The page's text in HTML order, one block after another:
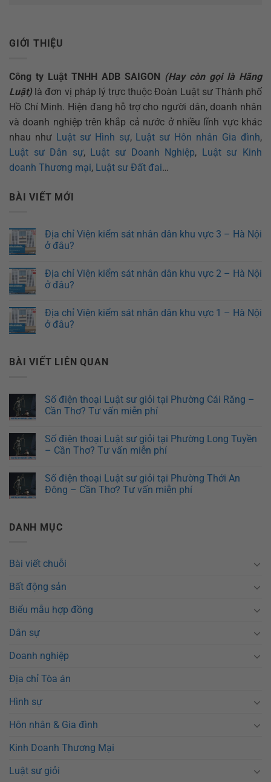
GIỚI THIỆU
Công ty Luật TNHH ADB SAIGON (Hay còn gọi là Hãng
Luật) là đơn vị pháp lý trực thuộc Đoàn Luật sư Thành phố
Hồ Chí Minh. Hiện đang hỗ trợ cho người dân, doanh nhân
và doanh nghiệp trên khắp cả nước ở nhiều lĩnh vực khác
nhau như Luật sư Hình sự, Luật sư Hôn nhân Gia đình,
Luật sư Dân sự, Luật sư Doanh Nghiệp, Luật sư Kinh
doanh Thương mại, Luật sư Đất đai…
BÀI VIẾT MỚI
Địa chỉ Viện kiểm sát nhân dân khu vực 3 – Hà Nội
ở đâu?
Địa chỉ Viện kiểm sát nhân dân khu vực 2 – Hà Nội
ở đâu?
Địa chỉ Viện kiểm sát nhân dân khu vực 1 – Hà Nội
ở đâu?
BÀI VIẾT LIÊN QUAN
Số điện thoại Luật sư giỏi tại Phường Cái Răng –
Cần Thơ? Tư vấn miễn phí
Số điện thoại Luật sư giỏi tại Phường Long Tuyền
– Cần Thơ? Tư vấn miễn phí
Số điện thoại Luật sư giỏi tại Phường Thới An
Đông – Cần Thơ? Tư vấn miễn phí
DANH MỤC
Bài viết chuỗi
Bất động sản
Biểu mẫu hợp đồng
Dân sự
Doanh nghiệp
Địa chỉ Tòa án
Hình sự
Hôn nhân & Gia đình
Kinh Doanh Thương Mại
Luật sư giỏi